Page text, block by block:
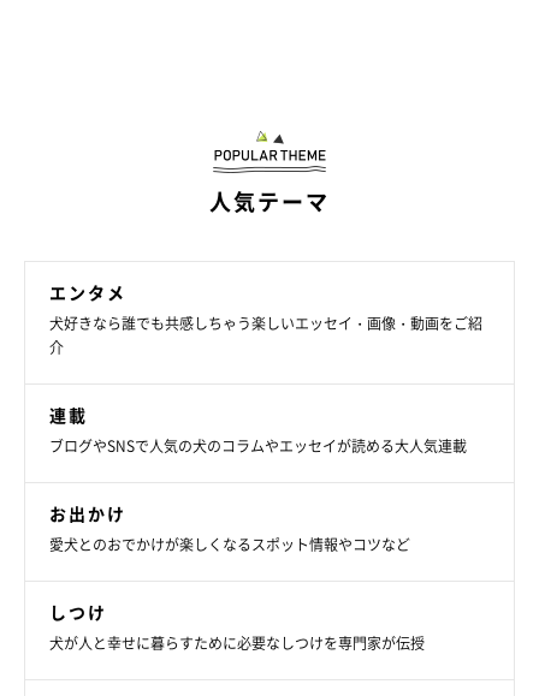
人気テーマ
エンタメ
犬好きなら誰でも共感しちゃう楽しいエッセイ・画像・動画をご紹
介
連載
ブログやSNSで人気の犬のコラムやエッセイが読める大人気連載
お出かけ
愛犬とのおでかけが楽しくなるスポット情報やコツなど
しつけ
犬が人と幸せに暮らすために必要なしつけを専門家が伝授